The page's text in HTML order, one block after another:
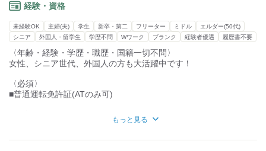
い！
配車にかかる料金も全て支給します！ガソリン代も一部支給しま
す◎
職場見学からご応募もお待ちしております。
まずはご連絡ください！
■配送エリア
足立区・埼玉一部、葛飾一部、千葉一部です。
■1日の運転距離
20～40km
※長距離や高速での移動はありません
■運転する車
経験・資格
未経験OK 主婦(夫) 学生 新卒・第二 フリーター ミドル
エルダー(50代)
シニア
外国人・留学生 学歴不問 Wワーク ブランク 経験者優遇 履歴書不要
〈年齢・経験・学歴・職歴・国籍一切不問〉
女性、シニア世代、外国人の方も大活躍中です！
〈必須〉
■普通運転免許証(ATのみ可)
もっと見る